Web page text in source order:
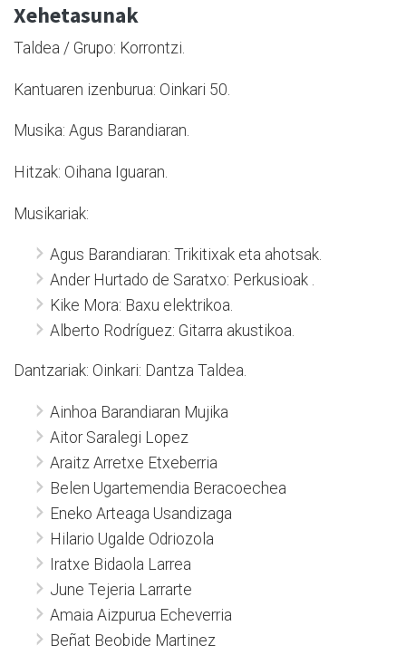
Xehetasunak
Taldea / Grupo: Korrontzi.
Kantuaren izenburua: Oinkari 50.
Musika: Agus Barandiaran.
Hitzak: Oihana Iguaran.
Musikariak:
Agus Barandiaran: Trikitixak eta ahotsak.
Ander Hurtado de Saratxo: Perkusioak .
Kike Mora: Baxu elektrikoa.
Alberto Rodríguez: Gitarra akustikoa.
Dantzariak: Oinkari: Dantza Taldea.
Ainhoa Barandiaran Mujika
Aitor Saralegi Lopez
Araitz Arretxe Etxeberria
Belen Ugartemendia Beracoechea
Eneko Arteaga Usandizaga
Hilario Ugalde Odriozola
Iratxe Bidaola Larrea
June Tejeria Larrarte
Amaia Aizpurua Echeverria
Beñat Beobide Martinez